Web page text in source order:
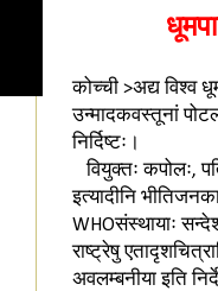
कोच्ची >अद्य विश्व
उन्मादकवस्तूनां
निर्दिष्टः।
वियुक्तः कपोलः,
इत्यादीनि
WHOसंस्थायाः
राष्ट्रेषु
अवलम्बनीया इति